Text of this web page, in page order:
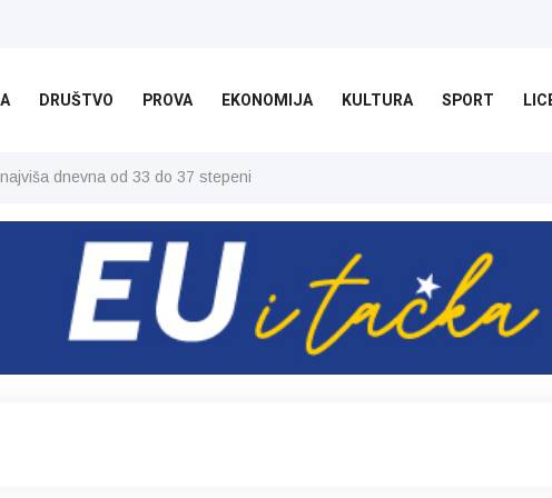
DRUŠTVO PROVA EKONOMIJA KULTURA SPORT
dnevna od 33 do 37 stepeni